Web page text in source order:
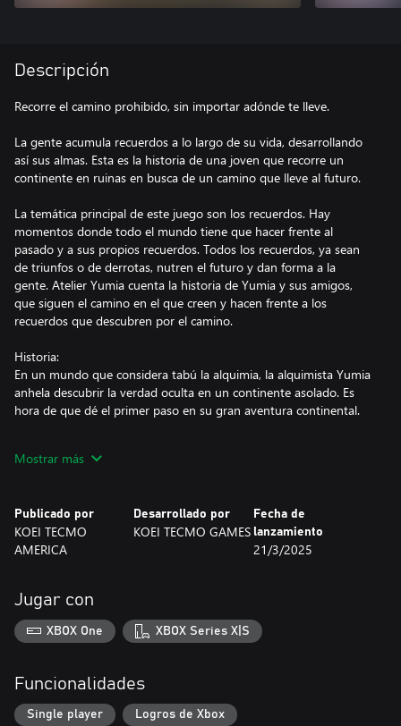
Descripción
Recorre el camino prohibido, sin importar adónde te lleve.
La gente acumula recuerdos a lo largo de su vida, desarrollando
así sus almas. Esta es la historia de una joven que recorre un
continente en ruinas en busca de un camino que lleve al futuro.
La temática principal de este juego son los recuerdos. Hay
momentos donde todo el mundo tiene que hacer frente al
pasado y a sus propios recuerdos. Todos los recuerdos, ya sean
de triunfos o de derrotas, nutren el futuro y dan forma a la
gente. Atelier Yumia cuenta la historia de Yumia y sus amigos,
que siguen el camino en el que creen y hacen frente a los
recuerdos que descubren por el camino.
Historia:
En un mundo que considera tabú la alquimia, la alquimista Yumia
anhela descubrir la verdad oculta en un continente asolado. Es
hora de que dé el primer paso en su gran aventura continental.
- Atraviesa libremente un enorme mundo abierto
- Ciclo de juego
Explora el mundo y recoge ingredientes para sintetizar objetos.
se pueden usar tanto en combate como para explorar. También
puedes usar la síntesis sencilla para crear objetos sobre el terreno
y construir bases mediante la función de construcciones.
antojo!
exploración para abrir el camino adelante, así como objetos que
Mostrar más
Publicado por
KOEI TECMO
AMERICA
Desarrollado por
KOEI TECMO GAMES
Fecha de
lanzamiento
21/3/2025
Jugar con
XBOX One XBOX Series X|S
Funcionalidades
Single player Logros de Xbox